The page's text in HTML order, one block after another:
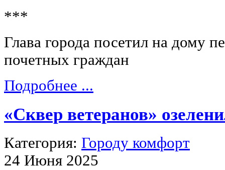
***
Глава города посетил на дому
почетных граждан
Подробнее ...
«Сквер ветеранов»
Категория: Городу комфорт
24 Июня 2025